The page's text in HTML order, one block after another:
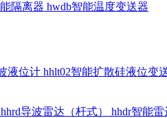
隔离器 hwdb智能温度变送器
液位计 hhlt02智能扩散硅液位变
hhrd导波雷达（杆式） hhdr智能